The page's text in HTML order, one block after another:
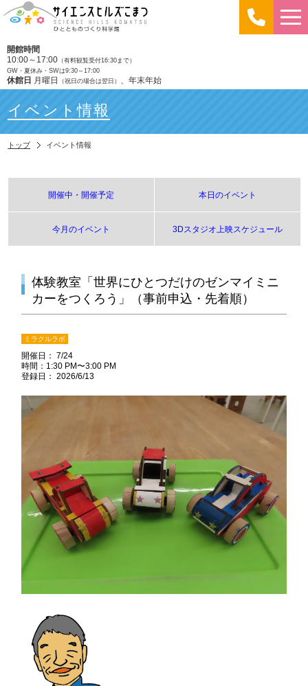
開館時間
10:00～17:00 （有料観覧受付16:30まで）
GW・夏休み・SWは9:30～17:00
休館日 月曜日 （祝日の場合は翌日） 、年末年始
イベント情報
トップ イベント情報
開催中・開催予定 本日のイベント
今月のイベント 3Dスタジオ上映スケジュール
体験教室「世界にひとつだけのゼンマイミニ
カーをつくろう」（事前申込・先着順）
ミラクルラボ
開催日： 7/24
時間：1:30 PM〜3:00 PM
登録日： 2026/6/13